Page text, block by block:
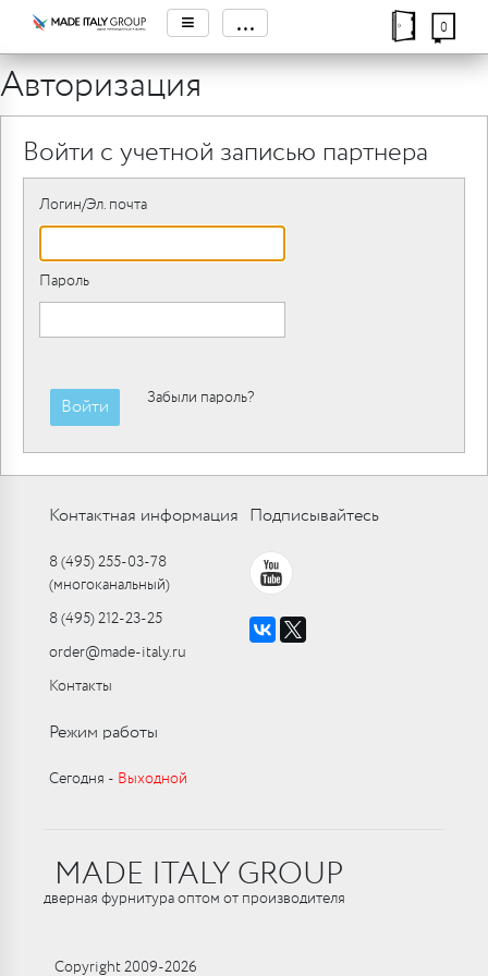
≡ ... 0
Авторизация
Войти с учетной записью партнера
Логин/Эл. почта
Пароль
Войти Забыли пароль?
Контактная информация
8 (495) 255-03-78
(многоканальный)
8 (495) 212-23-25
order@made-italy.ru
Контакты
Подписывайтесь
Режим работы
Сегодня ‑ Выходной
MADE ITALY GROUP
дверная фурнитура оптом от производителя
Copyright 2009-2026